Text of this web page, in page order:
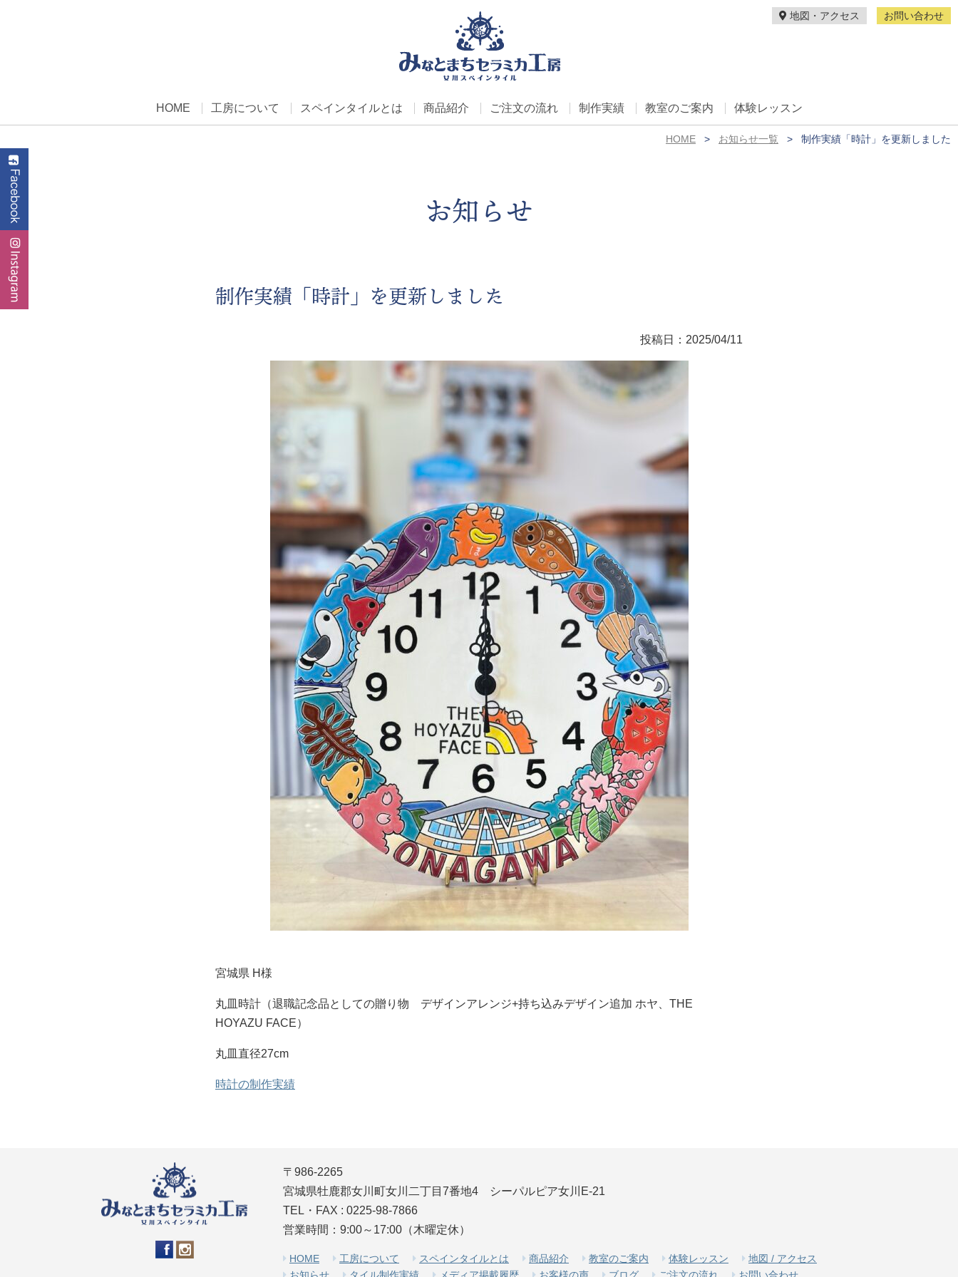
地図・アクセス お問い合わせ
HOME 工房について スペインタイルとは 商品紹介 ご注文の流れ 制作実績 教室のご案内 体験レッスン
HOME お知らせ一覧 制作実績「時計」を更新しました
お知らせ
制作実績「時計」を更新しました
投稿日：2025/04/11
宮城県 H様
丸皿時計（退職記念品としての贈り物 デザインアレンジ+持ち込みデザイン追加 ホヤ、THE
HOYAZU FACE）
丸皿直径27cm
時計の制作実績
〒986-2265
宮城県牡鹿郡女川町女川二丁目7番地4
シーパルピア女川E-21
TEL・FAX : 0225-98-7866
営業時間：9:00～17:00（木曜定休）
HOME 工房について スペインタイルとは 商品紹介 教室のご案内 体験レッスン
地図 / アクセス
お知らせ
タイル制作実績 メディア掲載履歴 お客様の声 ブログ ご注文の流れ お問い合わせ